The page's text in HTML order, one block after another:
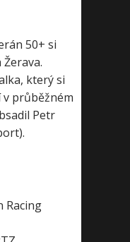
50+ si
který si
průběžném
Petr
Racing